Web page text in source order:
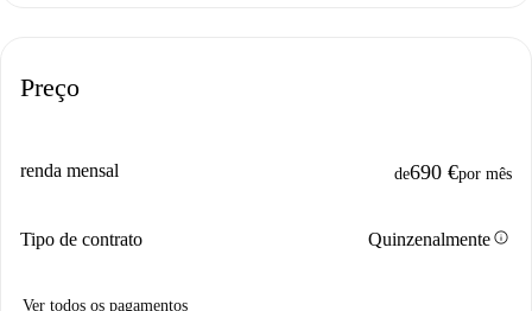
Preço
renda mensal de690 €por mês
Tipo de contrato Quinzenalmenteinfo
Ver todos os pagamentos